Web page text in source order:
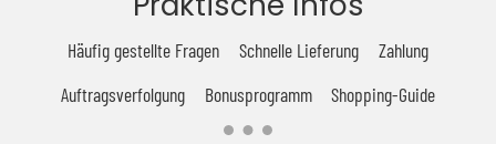
Häufig gestellte Fragen Schnelle Lieferung
Zahlung
Auftragsverfolgung
Bonusprogramm Shopping-Guide